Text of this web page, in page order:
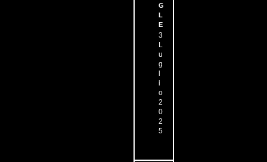
G
L
E
3
L
u
g
i
o
2
0
2
5